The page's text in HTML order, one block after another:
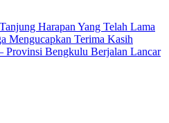
Harapan Yang Telah Lama
Mengucapkan Terima Kasih
Provinsi Bengkulu Berjalan Lancar